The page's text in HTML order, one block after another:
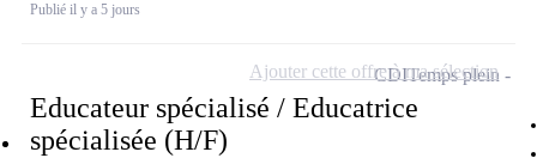
Publié il y a 5 jours
Educateur spécialisé / Educatrice
spécialisée (H/F)
CDITemps plein
Ajouter cette offre à ma sélection